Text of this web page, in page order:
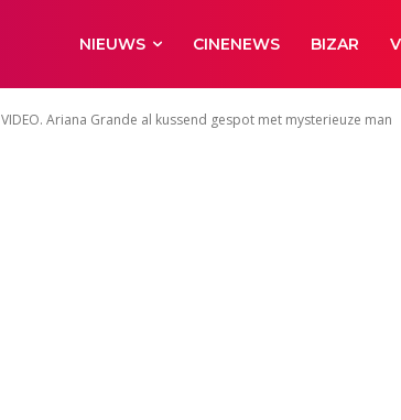
NIEUWS CINENEWS BIZAR
VIDEO. Ariana Grande al kussend gespot met mysterieuze man